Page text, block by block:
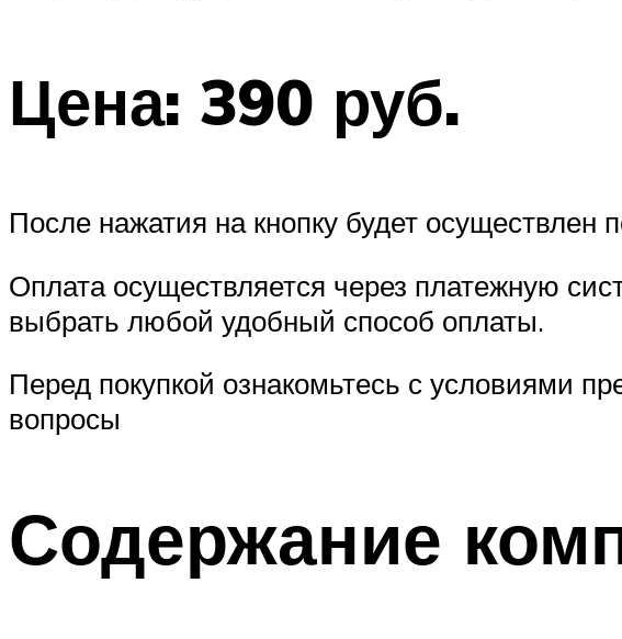
Цена: 390 руб.
После нажатия на кнопку будет осуществлен
Оплата осуществляется через платежную
выбрать любой удобный способ оплаты.
Перед покупкой ознакомьтесь с условиями
вопросы
Содержание